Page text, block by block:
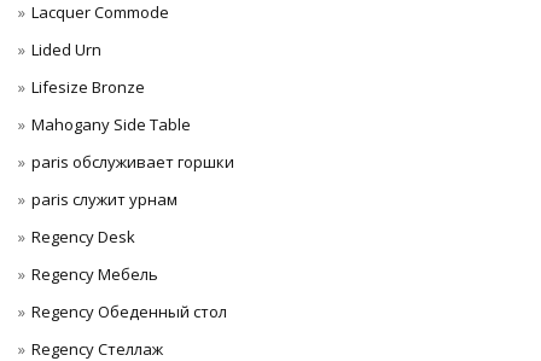
Lacquer Commode
Lided Urn
Lifesize Bronze
Mahogany Side Table
paris обслуживает горшки
paris служит урнам
Regency Desk
Regency Мебель
Regency Обеденный стол
Regency Стеллаж